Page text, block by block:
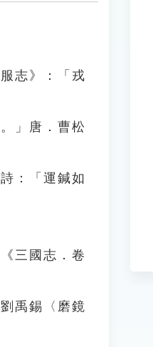
志》：「戎
」唐．曹松
：「運鍼如
三國志．卷
禹錫〈磨鏡